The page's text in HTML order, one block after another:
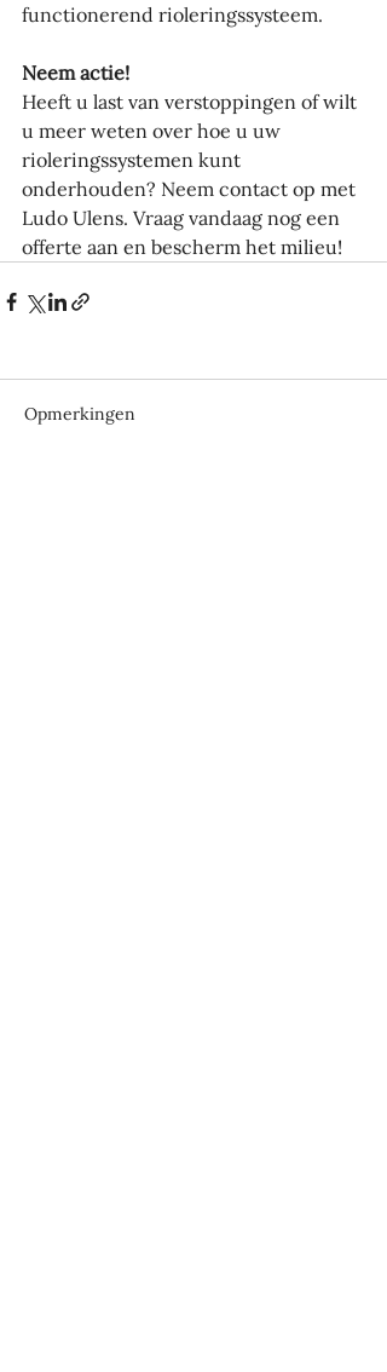
functionerend rioleringssysteem.
Neem actie!
Heeft u last van verstoppingen of wilt
u meer weten over hoe u uw
rioleringssystemen kunt
onderhouden? Neem contact op met
Ludo Ulens. Vraag vandaag nog een
offerte aan en bescherm het milieu!
Opmerkingen